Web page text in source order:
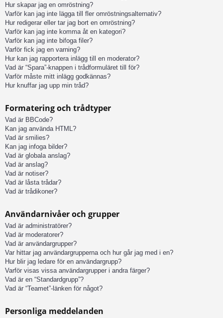
Hur skapar jag en omröstning?
Varför kan jag inte lägga till fler omröstningsalternativ?
Hur redigerar eller tar jag bort en omröstning?
Varför kan jag inte komma åt en kategori?
Varför kan jag inte bifoga filer?
Varför fick jag en varning?
Hur kan jag rapportera inlägg till en moderator?
Vad är “Spara”-knappen i trådformuläret till för?
Varför måste mitt inlägg godkännas?
Hur knuffar jag upp min tråd?
Formatering och trådtyper
Vad är BBCode?
Kan jag använda HTML?
Vad är smilies?
Kan jag infoga bilder?
Vad är globala anslag?
Vad är anslag?
Vad är notiser?
Vad är låsta trådar?
Vad är trådikoner?
Användarnivåer och grupper
Vad är administratörer?
Vad är moderatorer?
Vad är användargrupper?
Var hittar jag användargrupperna och hur går jag med i en?
Hur blir jag ledare för en användargrupp?
Varför visas vissa användargrupper i andra färger?
Vad är en “Standardgrupp”?
Vad är “Teamet”-länken för något?
Personliga meddelanden